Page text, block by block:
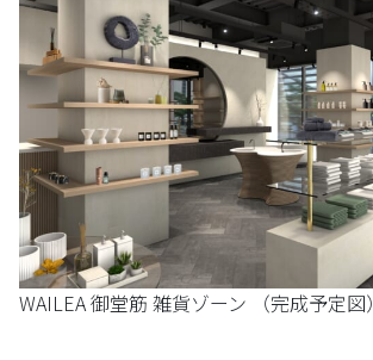
WAILEA 御堂筋 雑貨ゾーン （完成予定図）